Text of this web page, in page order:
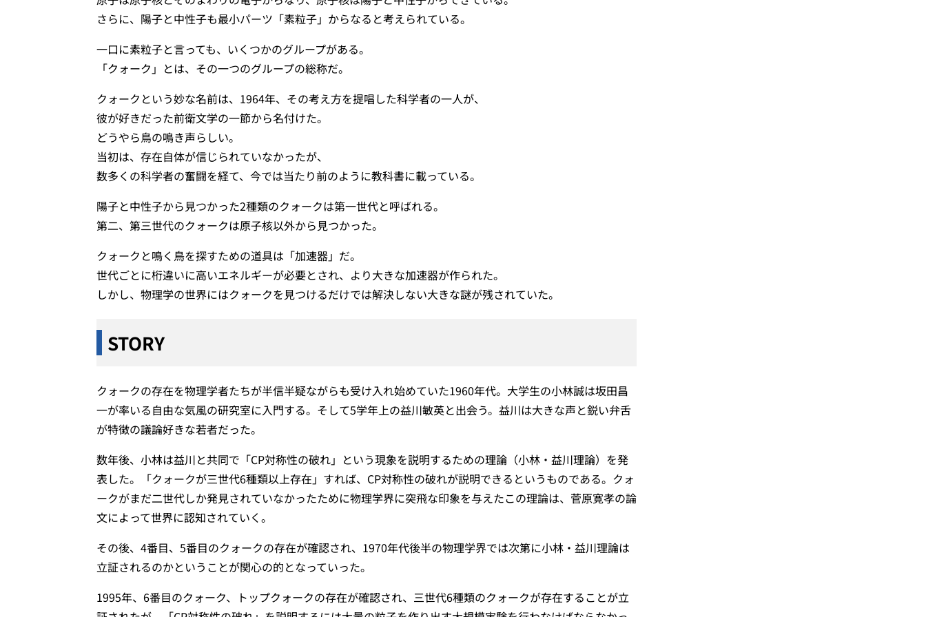
さらに、陽子と中性子も最小パーツ「素粒子」からなると考えられている。
一口に素粒子と言っても、いくつかのグループがある。
「クォーク」とは、その一つのグループの総称だ。
クォークという妙な名前は、1964年、その考え方を提唱した科学者の一人が、
彼が好きだった前衛文学の一節から名付けた。
どうやら鳥の鳴き声らしい。
当初は、存在自体が信じられていなかったが、
数多くの科学者の奮闘を経て、今では当たり前のように教科書に載っている。
陽子と中性子から見つかった2種類のクォークは第一世代と呼ばれる。
第二、第三世代のクォークは原子核以外から見つかった。
クォークと鳴く鳥を探すための道具は「加速器」だ。
世代ごとに桁違いに高いエネルギーが必要とされ、より大きな加速器が作られた。
しかし、物理学の世界にはクォークを見つけるだけでは解決しない大きな謎が残されていた。
STORY
クォークの存在を物理学者たちが半信半疑ながらも受け入れ始めていた1960年代。大学生の小林誠は坂田昌
一が率いる自由な気風の研究室に入門する。そして5学年上の益川敏英と出会う。益川は大きな声と鋭い弁舌
が特徴の議論好きな若者だった。
数年後、小林は益川と共同で「CP対称性の破れ」という現象を説明するための理論（小林・益川理論）を発
表した。「クォークが三世代6種類以上存在」すれば、CP対称性の破れが説明できるというものである。クォ
ークがまだ二世代しか発見されていなかったために物理学界に突飛な印象を与えたこの理論は、菅原寛孝の論
文によって世界に認知されていく。
その後、4番目、5番目のクォークの存在が確認され、1970年代後半の物理学界では次第に小林・益川理論は
立証されるのかということが関心の的となっていった。
1995年、6番目のクォーク、トップクォークの存在が確認され、三世代6種類のクォークが存在することが立